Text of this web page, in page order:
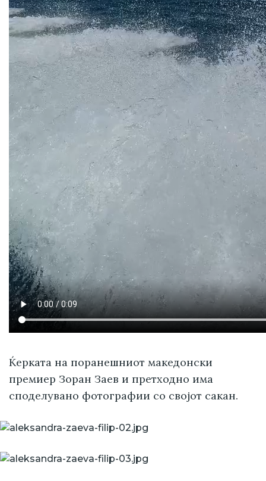
Ќерката на поранешниот македонски
премиер Зоран Заев и претходно има
споделувано фотографии со својот сакан.